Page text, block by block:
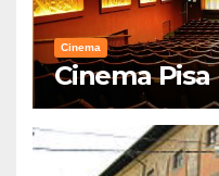
Cinema
Cinema Pisa